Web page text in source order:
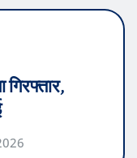
गिरफ्तार,